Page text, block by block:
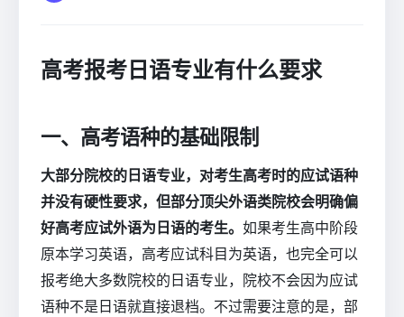
高考报考日语专业有什么要求
一、高考语种的基础限制
大部分院校的日语专业，对考生高考时的应试语种
并没有硬性要求，但部分顶尖外语类院校会明确偏
好高考应试外语为日语的考生。 如果考生高中阶段
原本学习英语，高考应试科目为英语，也完全可以
报考绝大多数院校的日语专业，院校不会因为应试
语种不是日语就直接退档。不过需要注意的是，部